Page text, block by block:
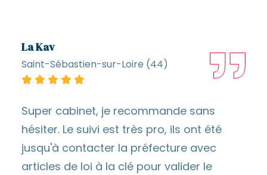
La Kav
Saint-Sébastien-sur-Loire (44)
Super cabinet, je recommande sans
hésiter. Le suivi est très pro, ils ont été
jusqu'à contacter la préfecture avec
articles de loi à la clé pour valider le